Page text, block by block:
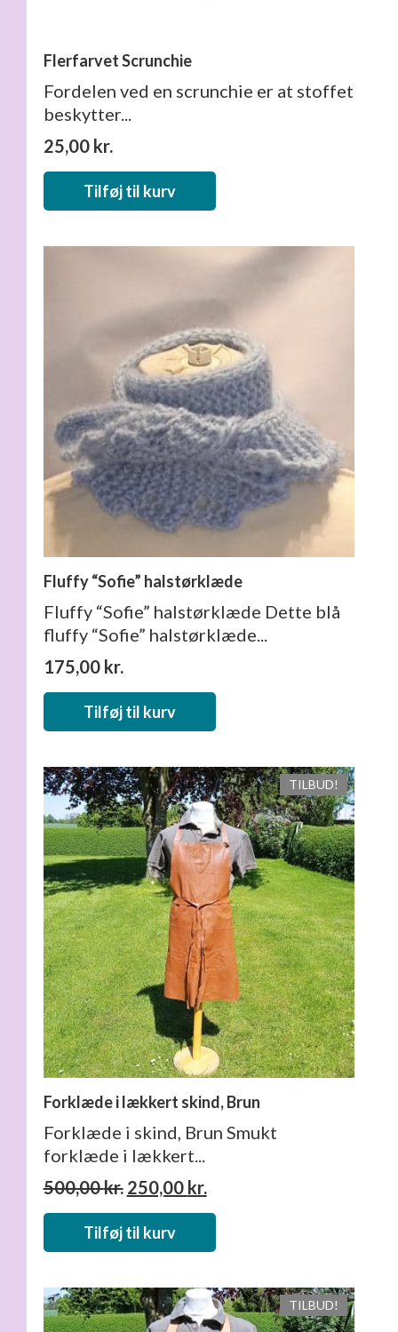
Flerfarvet Scrunchie
Fordelen ved en scrunchie er at stoffet
beskytter...
25,00 kr.
Tilføj til kurv
Fluffy “Sofie” halstørklæde
Fluffy “Sofie” halstørklæde Dette blå
fluffy “Sofie” halstørklæde...
175,00 kr.
Tilføj til kurv
TILBUD!
Forklæde i lækkert skind, Brun
Forklæde i skind, Brun Smukt
forklæde i lækkert...
500,00kr. Den
oprindelige
pris
var:
250,00 kr.Den
aktuelle
er:
Tilføj til kurv
TILBUD!